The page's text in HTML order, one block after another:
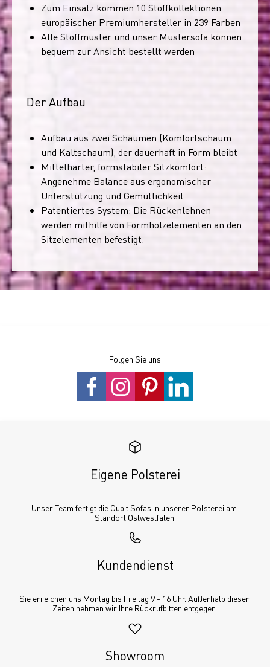
Zum Einsatz kommen 10 Stoffkollektionen
europäischer Premiumhersteller in 239 Farben
Alle Stoffmuster und unser Mustersofa können
bequem zur Ansicht bestellt werden
Der Aufbau
Aufbau aus zwei Schäumen (Komfortschaum
und Kaltschaum), der dauerhaft in Form bleibt
Mittelharter, formstabiler Sitzkomfort:
Angenehme Balance aus ergonomischer
Unterstützung und Gemütlichkeit
Patentiertes System: Die Rückenlehnen
werden mithilfe von Formholzelementen an den
Sitzelementen befestigt.
Folgen Sie uns
Eigene Polsterei
Unser Team fertigt die Cubit Sofas in unserer Polsterei am
Standort Ostwestfalen.
Kundendienst
Sie erreichen uns Montag bis Freitag 9 - 16 Uhr. Außerhalb dieser
Zeiten nehmen wir Ihre Rückrufbitten entgegen.
Showroom